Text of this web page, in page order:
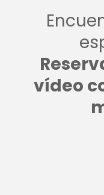
vídeo